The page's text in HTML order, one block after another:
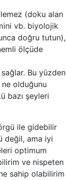
(doku alan
vb. biyolojik
doğru tutun),
ölçüde
Bu yüzden
olduğunu
bazı şeyleri
ile gidebilir
değil, ama iyi
optimum
ve nispeten
sahip olabilirim